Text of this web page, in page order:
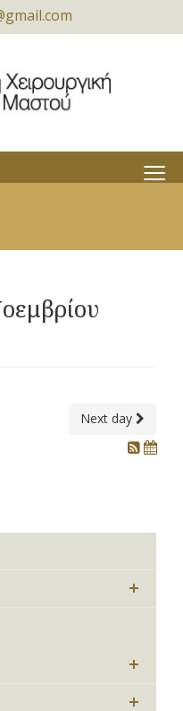
≡
Next day